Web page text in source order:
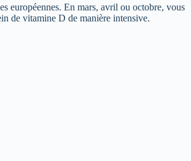
européennes. En mars, avril ou octobre, vous
de vitamine D de manière intensive.